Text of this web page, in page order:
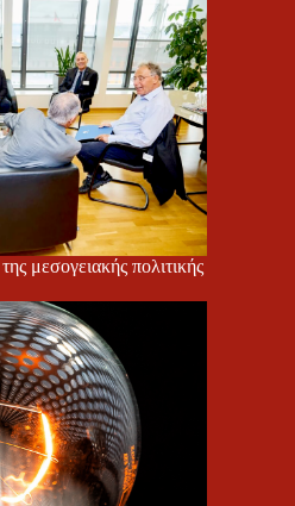
μεσογειακής πολιτικής